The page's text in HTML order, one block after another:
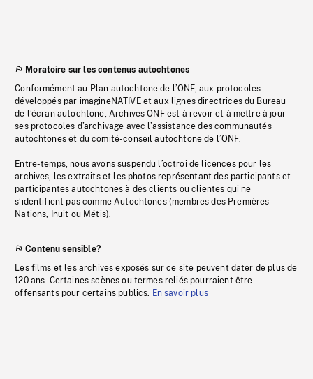
Moratoire sur les contenus autochtones
Conformément au Plan autochtone de l’ONF, aux protocoles
développés par imagineNATIVE et aux lignes directrices du Bureau
de l’écran autochtone, Archives ONF est à revoir et à mettre à jour
ses protocoles d’archivage avec l’assistance des communautés
autochtones et du comité-conseil autochtone de l’ONF.
Entre-temps, nous avons suspendu l’octroi de licences pour les
archives, les extraits et les photos représentant des participants et
participantes autochtones à des clients ou clientes qui ne
s’identifient pas comme Autochtones (membres des Premières
Nations, Inuit ou Métis).
Contenu sensible?
Les films et les archives exposés sur ce site peuvent dater de plus de
120 ans. Certaines scènes ou termes reliés pourraient être
offensants pour certains publics. En savoir plus